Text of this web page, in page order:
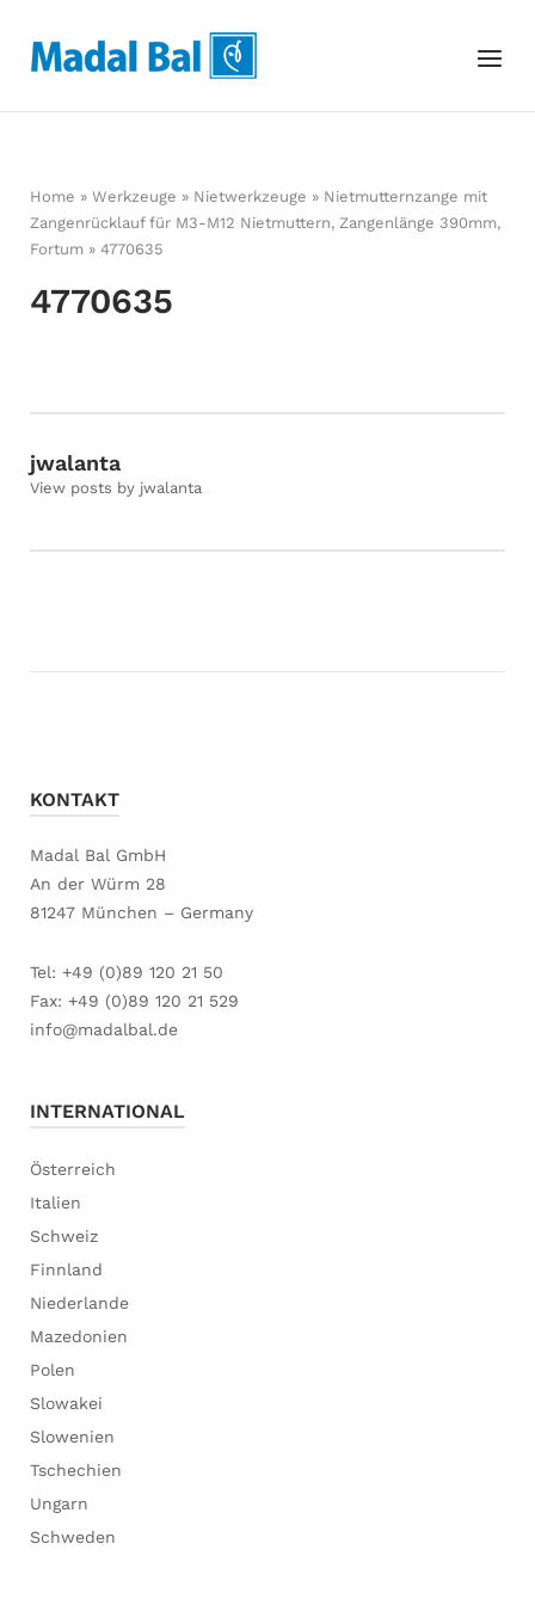
content
Home Menu
Home » Werkzeuge » Nietwerkzeuge » Nietmutternzange mit
Zangenrücklauf für M3-M12 Nietmuttern, Zangenlänge 390mm,
Fortum » 4770635
4770635
jwalanta
View posts by jwalanta
KONTAKT
Madal Bal GmbH
An der Würm 28
81247 München – Germany
Tel: +49 (0)89 120 21 50
Fax: +49 (0)89 120 21 529
info@madalbal.de
INTERNATIONAL
Österreich
Italien
Schweiz
Finnland
Niederlande
Mazedonien
Polen
Slowakei
Slowenien
Tschechien
Ungarn
Schweden